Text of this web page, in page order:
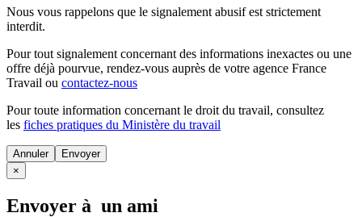
Nous vous rappelons que le signalement abusif est strictement
interdit.
Pour tout signalement concernant des informations inexactes ou une
offre déjà pourvue, rendez-vous auprès de votre agence France
Travail ou contactez-nous
Pour toute information concernant le droit du travail, consultez
les fiches pratiques du Ministère du travail
Annuler
×
Envoyer à un ami